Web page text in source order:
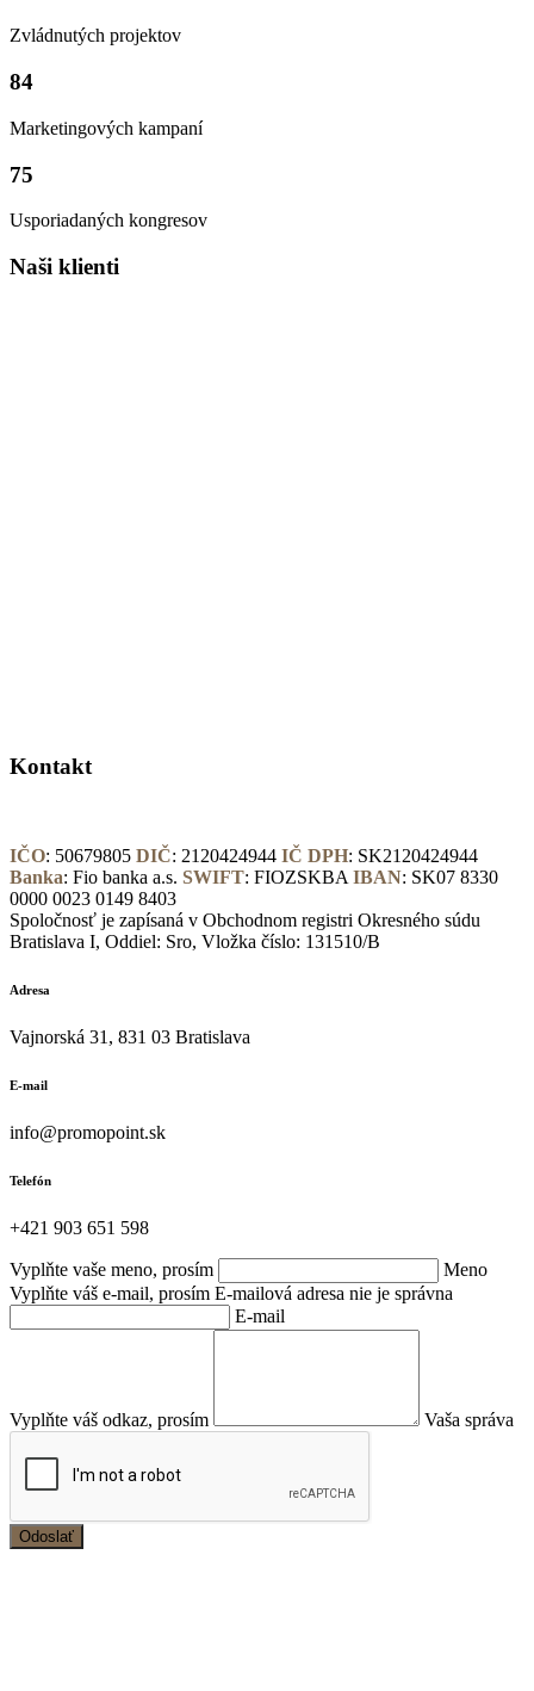
Zvládnutých projektov
84
Marketingových kampaní
75
Usporiadaných kongresov
Naši klienti
Kontakt
IČO: 50679805 DIČ: 2120424944 IČ DPH: SK2120424944
Banka: Fio banka a.s. SWIFT: FIOZSKBA IBAN: SK07 8330
0000 0023 0149 8403
Spoločnosť je zapísaná v Obchodnom registri Okresného súdu
Bratislava I, Oddiel: Sro, Vložka číslo: 131510/B
Adresa
Vajnorská 31, 831 03 Bratislava
E-mail
info@promopoint.sk
Telefón
+421 903 651 598
Vyplňte vaše meno, prosím
Meno
Vyplňte váš e-mail, prosím E-mailová adresa nie je správna
E-mail
Vyplňte váš odkaz, prosím Vaša správa